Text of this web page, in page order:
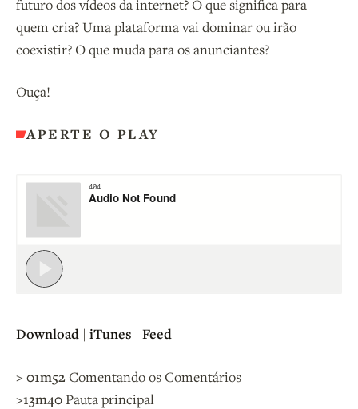
futuro dos vídeos da internet? O que significa para
quem cria? Uma plataforma vai dominar ou irão
coexistir? O que muda para os anunciantes?
Ouça!
APERTE O PLAY
Download | iTunes | Feed
> 01m52 Comentando os Comentários
>13m40Pauta principal